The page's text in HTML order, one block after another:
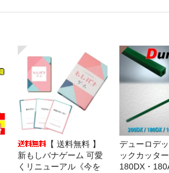
【 送料無料 】
新もしバナゲーム 可愛
くリニューアル《今を
デューロデ
ックカッタ
180DX・